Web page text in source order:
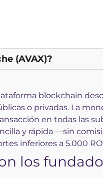
(AVAX)?
blockchain
o privadas. La
en todas las
y rápida —sin
inferiores a 5.000
los